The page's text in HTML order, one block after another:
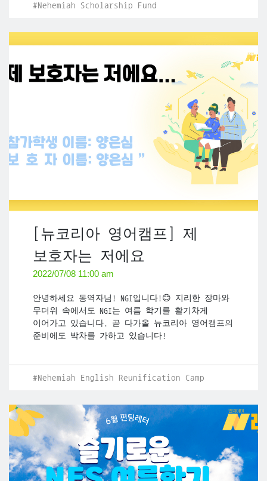
#Nehemiah Scholarship Fund
[뉴코리아 영어캠프] 제
보호자는 저에요
2022/07/08 11:00 am
안녕하세요 동역자님! NGI입니다!😊 지리한 장마와
무더위 속에서도 NGI는 여름 학기를 활기차게
이어가고 있습니다. 곧 다가올 뉴코리아 영어캠프의
준비에도 박차를 가하고 있습니다!
#Nehemiah English Reunification Camp